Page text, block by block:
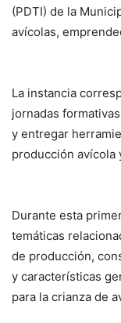
(PDTI) de la
avícolas,
La instancia
jornadas
y entregar
producción avícola
Durante esta
temáticas
de producción,
y características
para la crianza de